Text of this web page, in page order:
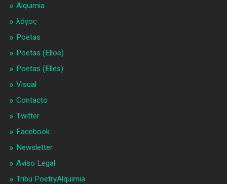
Alquimia
λóγος
Poetas
Poetas (Ellos)
Poetas (Elles)
Visual
Contacto
Twitter
Facebook
Newsletter
Aviso Legal
Tribu PoetryAlquimia